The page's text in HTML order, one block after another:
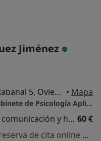
Jiménez
Calle Juan Antonio Álvarez Rabanal 5, Oviedo • Mapa
Dr. Juan Manuel Rodríguez, Gabinete de Psicología Aplicada y Análisis de Conducta, Oviedo
Estrategias terapéuticas en comunicación y habilidades sociales 60 €
Este especialista no ofrece reserva de cita online en esta dirección.